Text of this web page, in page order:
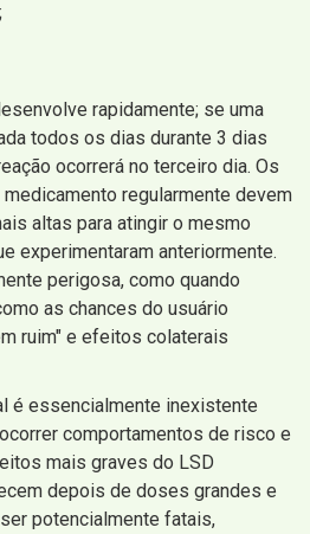
rapidamente; se uma
todos os dias durante 3 dias
ocorrerá no terceiro dia. Os
regularmente devem
altas para atingir o mesmo
experimentaram anteriormente.
perigosa, como quando
as chances do usuário
ruim" e efeitos colaterais
é essencialmente inexistente
comportamentos de risco e
mais graves do LSD
depois de doses grandes e
potencialmente fatais,